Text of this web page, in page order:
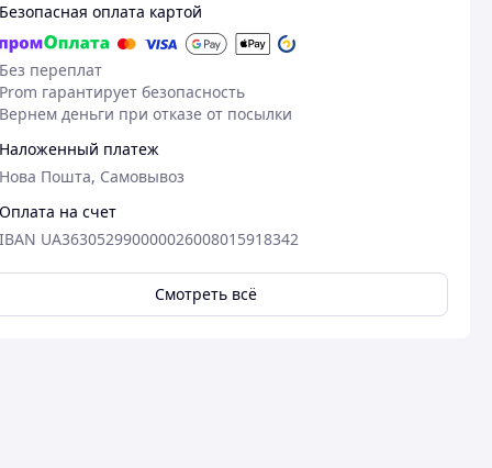
Безопасная оплата картой
Без переплат
Prom гарантирует безопасность
Вернем деньги при отказе от посылки
Наложенный платеж
Нова Пошта, Самовывоз
Оплата на счет
IBAN UA363052990000026008015918342
Смотреть всё